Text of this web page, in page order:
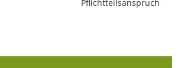
Pflichtteilsanspruch